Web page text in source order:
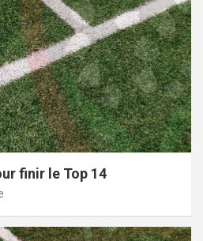
finir le Top 14